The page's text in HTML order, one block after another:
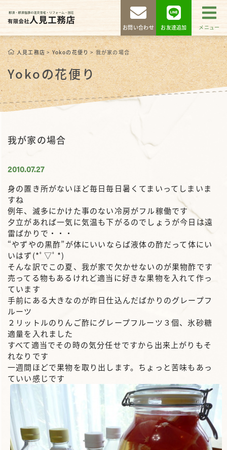
お問い合わせ お友達追加 メニュー
人見工務店>Yokoの花便り>我が家の場合
Yokoの花便り
我が家の場合
2010.07.27
身の置き所がないほど毎日毎日暑くてまいってしまいま
すね
例年、滅多にかけた事のない冷房がフル稼働です
夕立があれば一気に気温も下がるのでしょうが今日は遠
雷ばかりで・・・
“やずやの黒酢”が体にいいならば液体の酢だって体にい
いはず(*ﾟ▽ﾟ*)
そんな訳でこの夏、我が家で欠かせないのが果物酢です
売ってる物もあるけれど適当に好きな果物を入れて作っ
ています
手前にある大きなのが昨日仕込んだばかりのグレープフ
ルーツ
２リットルのりんご酢にグレープフルーツ３個、氷砂糖
適量を入れました
すべて適当でその時の気分任せですから出来上がりもそ
れなりです
一週間ほどで果物を取り出します。ちょっと苦味もあっ
ていい感じです